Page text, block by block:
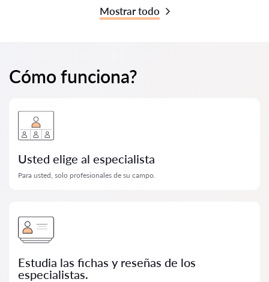
Mostrar todo
Cómo funciona?
Usted elige al especialista
Para usted, solo profesionales de su campo.
Estudia las fichas y reseñas de los
especialistas.